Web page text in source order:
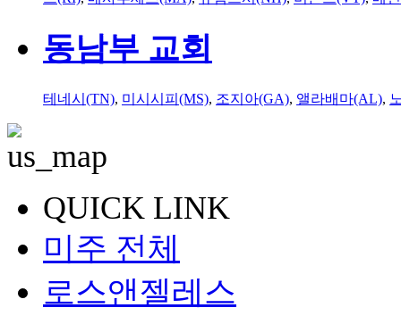
동남부 교회
테네시(TN), 미시시피(MS), 조지아(GA), 앨라배마(AL),
QUICK LINK
미주 전체
로스앤젤레스